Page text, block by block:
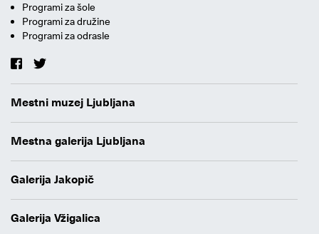
Programi za šole
Programi za družine
Programi za odrasle
Mestni muzej Ljubljana
Mestna galerija Ljubljana
Galerija Jakopič
Galerija Vžigalica